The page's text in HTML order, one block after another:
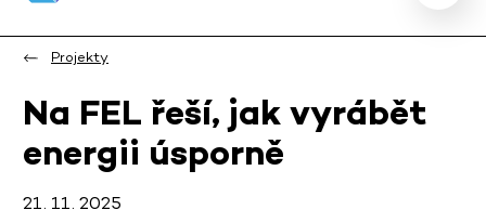
Projekty
Na FEL řeší, jak vyrábět
energii úsporně
21. 11. 2025